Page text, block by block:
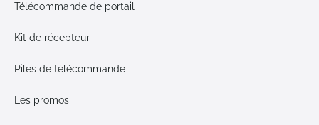
Télécommande de portail
Kit de récepteur
Piles de télécommande
Les promos